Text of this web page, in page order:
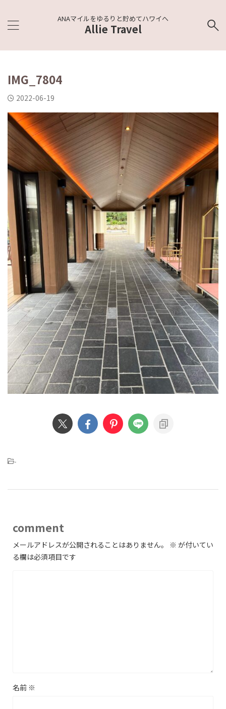
ANAマイルをゆるりと貯めてハワイへ
Allie Travel
IMG_7804
2022-06-19
-
comment
メールアドレスが公開されることはありません。 ※ が付いてい
る欄は必須項目です
名前 ※